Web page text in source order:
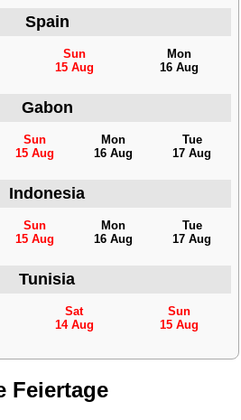
Spain
Sun
15 Aug
Mon
16 Aug
Gabon
Sun
15 Aug
Mon
16 Aug
Tue
17 Aug
Indonesia
Sun
15 Aug
Mon
16 Aug
Tue
17 Aug
Tunisia
Sat
14 Aug
Sun
15 Aug
Feiertage